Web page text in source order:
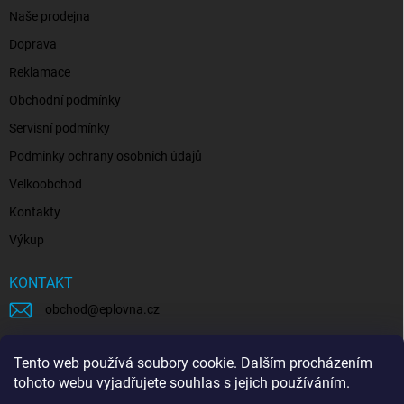
Tento web používá soubory cookie. Dalším procházením
tohoto webu vyjadřujete souhlas s jejich používáním.
Naše prodejna
Doprava
Reklamace
Obchodní podmínky
Servisní podmínky
Podmínky ochrany osobních údajů
Velkoobchod
Kontakty
Výkup
KONTAKT
obchod @eplovna.cz
eplovna.cz